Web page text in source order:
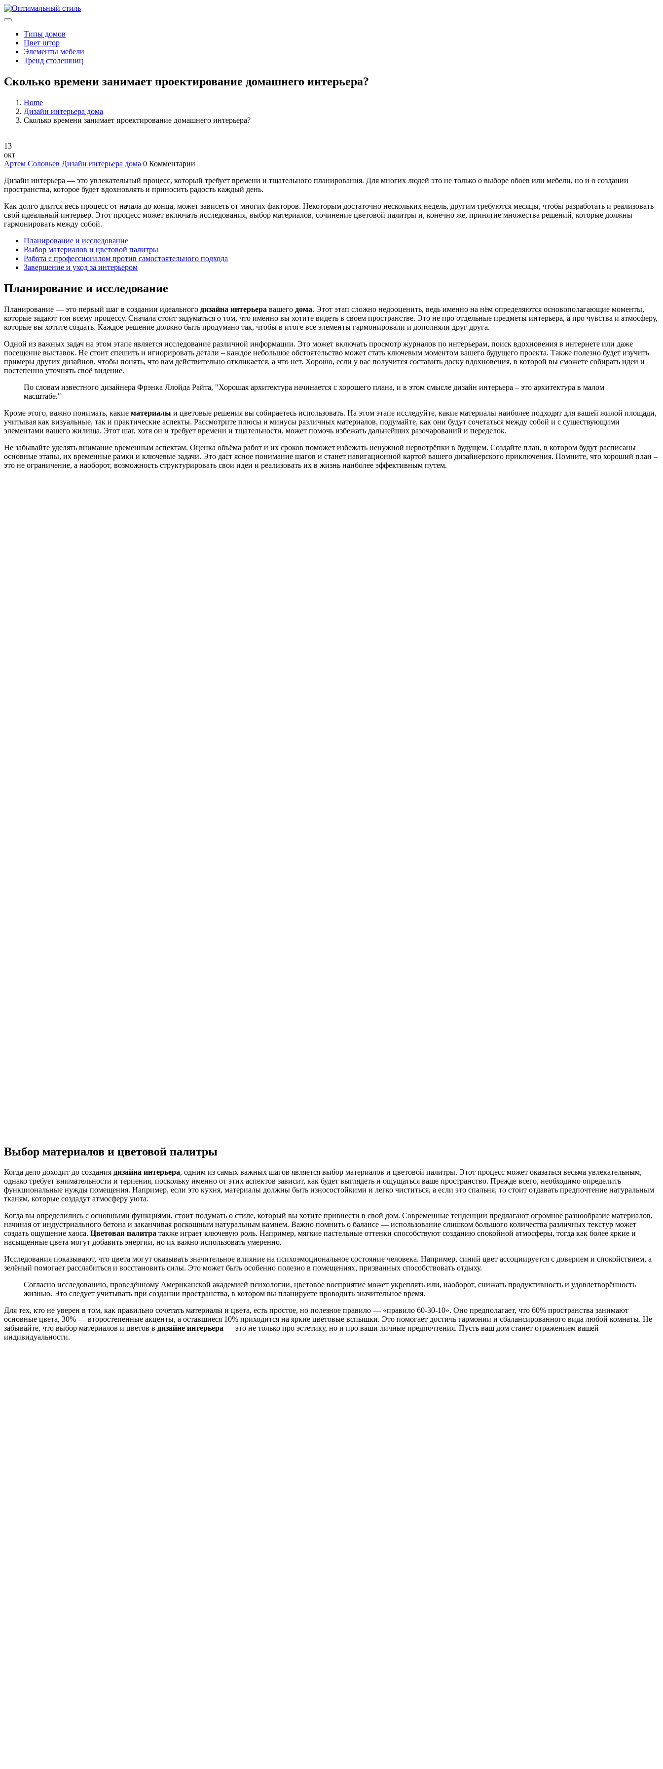
Типы домов
Цвет штор
Элементы мебели
Тренд столешниц
Сколько времени занимает проектирование домашнего интерьера?
Home
Дизайн интерьера дома
Сколько времени занимает проектирование домашнего интерьера?
13
окт
Артем Соловьев Дизайн интерьера дома 0 Комментарии
Дизайн интерьера — это увлекательный процесс, который требует времени и тщательного планирования. Для многих людей это не только о выборе обоев или мебели, но и о создании
пространства, которое будет вдохновлять и приносить радость каждый день.
Как долго длится весь процесс от начала до конца, может зависеть от многих факторов. Некоторым достаточно нескольких недель, другим требуются месяцы, чтобы разработать и реализовать
свой идеальный интерьер. Этот процесс может включать исследования, выбор материалов, сочинение цветовой палитры и, конечно же, принятие множества решений, которые должны
гармонировать между собой.
Планирование и исследование
Выбор материалов и цветовой палитры
Работа с профессионалом против самостоятельного подхода
Завершение и уход за интерьером
Планирование и исследование
Планирование — это первый шаг в создании идеального дизайна интерьера вашего дома. Этот этап сложно недооценить, ведь именно на нём определяются основополагающие моменты,
которые задают тон всему процессу. Сначала стоит задуматься о том, что именно вы хотите видеть в своем пространстве. Это не про отдельные предметы интерьера, а про чувства и атмосферу,
которые вы хотите создать. Каждое решение должно быть продумано так, чтобы в итоге все элементы гармонировали и дополняли друг друга.
Одной из важных задач на этом этапе является исследование различной информации. Это может включать просмотр журналов по интерьерам, поиск вдохновения в интернете или даже
посещение выставок. Не стоит спешить и игнорировать детали – каждое небольшое обстоятельство может стать ключевым моментом вашего будущего проекта. Также полезно будет изучить
примеры других дизайнов, чтобы понять, что вам действительно откликается, а что нет. Хорошо, если у вас получится составить доску вдохновения, в которой вы сможете собирать идеи и
постепенно уточнять своё видение.
По словам известного дизайнера Фрэнка Ллойда Райта, "Хорошая архитектура начинается с хорошего плана, и в этом смысле дизайн интерьера – это архитектура в малом
масштабе."
Кроме этого, важно понимать, какие материалы и цветовые решения вы собираетесь использовать. На этом этапе исследуйте, какие материалы наиболее подходят для вашей жилой площади,
учитывая как визуальные, так и практические аспекты. Рассмотрите плюсы и минусы различных материалов, подумайте, как они будут сочетаться между собой и с существующими
элементами вашего жилища. Этот шаг, хотя он и требует времени и тщательности, может помочь избежать дальнейших разочарований и переделок.
Не забывайте уделять внимание временным аспектам. Оценка объёма работ и их сроков поможет избежать ненужной нервотрёпки в будущем. Создайте план, в котором будут расписаны
основные этапы, их временные рамки и ключевые задачи. Это даст ясное понимание шагов и станет навигационной картой вашего дизайнерского приключения. Помните, что хороший план –
это не ограничение, а наоборот, возможность структурировать свои идеи и реализовать их в жизнь наиболее эффективным путем.
Выбор материалов и цветовой палитры
Когда дело доходит до создания дизайна интерьера, одним из самых важных шагов является выбор материалов и цветовой палитры. Этот процесс может оказаться весьма увлекательным,
однако требует внимательности и терпения, поскольку именно от этих аспектов зависит, как будет выглядеть и ощущаться ваше пространство. Прежде всего, необходимо определить
функциональные нужды помещения. Например, если это кухня, материалы должны быть износостойкими и легко чиститься, а если это спальня, то стоит отдавать предпочтение натуральным
тканям, которые создадут атмосферу уюта.
Когда вы определились с основными функциями, стоит подумать о стиле, который вы хотите привнести в свой дом. Современные тенденции предлагают огромное разнообразие материалов,
начиная от индустриального бетона и заканчивая роскошным натуральным камнем. Важно помнить о балансе — использование слишком большого количества различных текстур может
создать ощущение хаоса. Цветовая палитра также играет ключевую роль. Например, мягкие пастельные оттенки способствуют созданию спокойной атмосферы, тогда как более яркие и
насыщенные цвета могут добавить энергии, но их важно использовать умеренно.
Исследования показывают, что цвета могут оказывать значительное влияние на психоэмоциональное состояние человека. Например, синий цвет ассоциируется с доверием и спокойствием, а
зелёный помогает расслабиться и восстановить силы. Это может быть особенно полезно в помещениях, призванных способствовать отдыху.
Согласно исследованию, проведённому Американской академией психологии, цветовое восприятие может укреплять или, наоборот, снижать продуктивность и удовлетворённость
жизнью. Это следует учитывать при создании пространства, в котором вы планируете проводить значительное время.
Для тех, кто не уверен в том, как правильно сочетать материалы и цвета, есть простое, но полезное правило — «правило 60-30-10». Оно предполагает, что 60% пространства занимают
основные цвета, 30% — второстепенные акценты, а оставшиеся 10% приходится на яркие цветовые вспышки. Это помогает достичь гармонии и сбалансированного вида любой комнаты. Не
забывайте, что выбор материалов и цветов в дизайне интерьера — это не только про эстетику, но и про ваши личные предпочтения. Пусть ваш дом станет отражением вашей
индивидуальности.